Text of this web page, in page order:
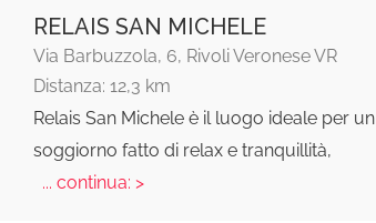
RELAIS SAN MICHELE
Via Barbuzzola, 6, Rivoli Veronese VR
Distanza: 12,3 km
Relais San Michele è il luogo ideale per un
soggiorno fatto di relax e tranquillità,
... continua: >